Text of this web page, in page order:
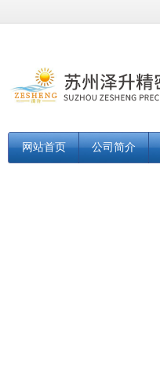
网站首页 公司简介